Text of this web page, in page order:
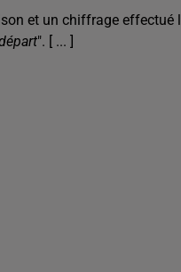
et un chiffrage effectué
". [ ... ]